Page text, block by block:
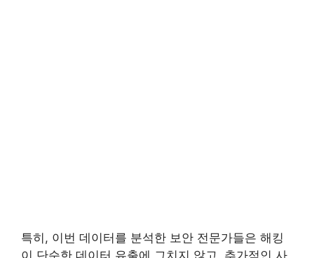
특히, 이번 데이터를 분석한 보안 전문가들은 해킹
이 단순한 데이터 유출에 그치지 않고, 추가적인 사